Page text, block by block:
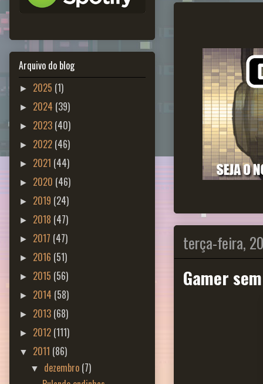
terça-feira,
Gamer
Arquivo do blog
► 2025 (1)
► 2024 (39)
► 2023 (40)
► 2022 (46)
► 2021 (44)
► 2020 (46)
► 2019 (24)
► 2018 (47)
► 2017 (47)
► 2016 (51)
► 2015 (56)
► 2014 (58)
► 2013 (68)
► 2012 (111)
▼ 2011 (86)
▼ dezembro (7)